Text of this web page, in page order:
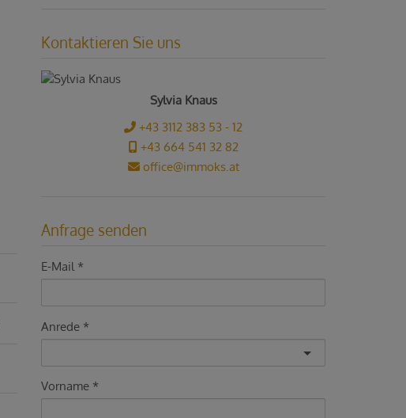
Kontaktieren Sie uns
Sylvia Knaus
+43 3112 383 53 - 12
+43 664 541 32 82
office@immoks.at
Anfrage senden
E-Mail
Anrede
Vorname